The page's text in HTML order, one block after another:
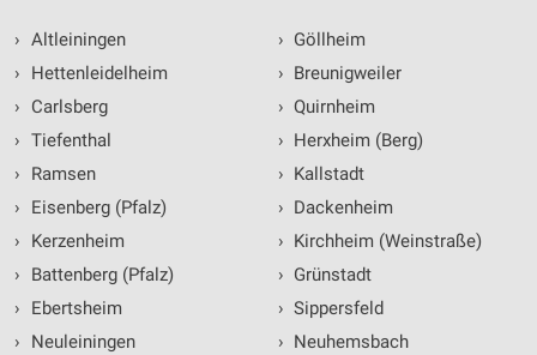
› Altleiningen
›
Hettenleidelheim
›
Carlsberg
› Tiefenthal
›
Ramsen
›
Eisenberg (Pfalz)
›
Kerzenheim
›
Battenberg (Pfalz)
›
Ebertsheim
›
Neuleiningen
› Göllheim
› Breunigweiler
› Quirnheim
› Herxheim (Berg)
› Kallstadt
› Dackenheim
› Kirchheim (Weinstraße)
› Grünstadt
› Sippersfeld
› Neuhemsbach